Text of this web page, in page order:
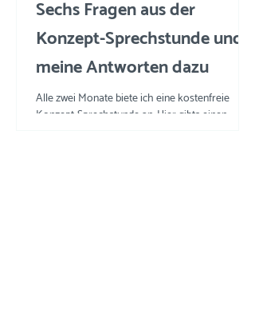
Sechs Fragen aus der
Konzept-Sprechstunde und
meine Antworten dazu
Alle zwei Monate biete ich eine kostenfreie
Konzept-Sprechstunde an. Hier gibts einen